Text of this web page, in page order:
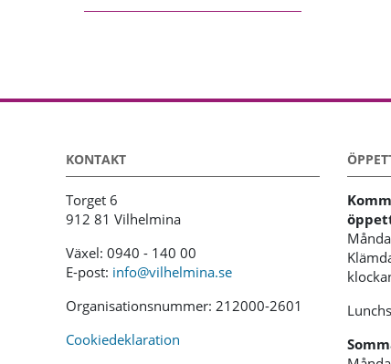
KONTAKT
Torget 6
912 81 Vilhelmina
Växel: 0940 - 140 00
E-post: info@vilhelmina.se
Organisationsnummer: 212000-2601
Cookiedeklaration